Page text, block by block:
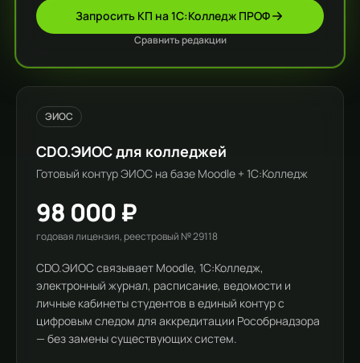
Запросить КП на 1С:Колледж ПРОФ
Сравнить редакции
ЭИОС
CDO.ЭИОС для колледжей
Готовый контур ЭИОС на базе Moodle + 1С:Колледж
98 000 ₽
годовая лицензия, реестровый № 29118
CDO.ЭИОС связывает Moodle, 1С:Колледж,
электронный журнал, расписание, ведомости и
личные кабинеты студентов в единый контур с
цифровым следом для аккредитации Рособрнадзора
— без замены существующих систем.